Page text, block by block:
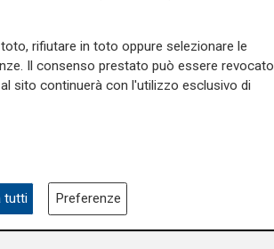
rifiutare in toto oppure selezionare le
Il consenso prestato può essere revocato
sito continuerà con l'utilizzo esclusivo di
tutti Preferenze